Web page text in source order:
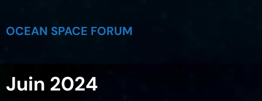
OCEAN SPACE FORUM
Juin 2024